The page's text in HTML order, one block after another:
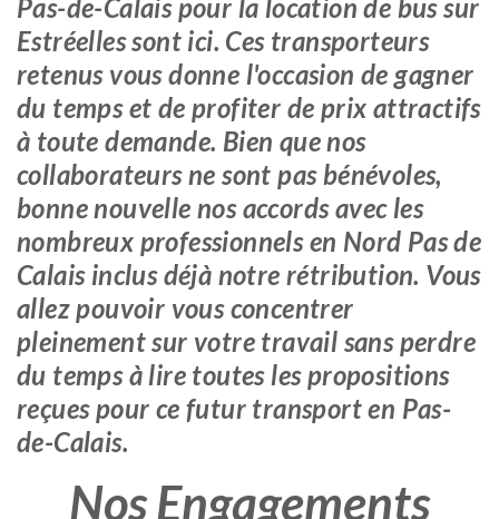
Pas-de-Calais pour la location de bus sur
Estréelles sont ici. Ces transporteurs
retenus vous donne l'occasion de gagner
du temps et de profiter de prix attractifs
à toute demande. Bien que nos
collaborateurs ne sont pas bénévoles,
bonne nouvelle nos accords avec les
nombreux professionnels en Nord Pas de
Calais inclus déjà notre rétribution. Vous
allez pouvoir vous concentrer
pleinement sur votre travail sans perdre
du temps à lire toutes les propositions
reçues pour ce futur transport en Pas-
de-Calais.
Nos Engagements